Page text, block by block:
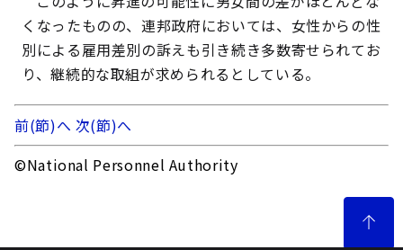
くなったものの、連邦政府においては、女性からの性
別による雇用差別の訴えも引き続き多数寄せられてお
り、継続的な取組が求められるとしている。
前(節)へ 次(節)へ
©National Personnel Authority